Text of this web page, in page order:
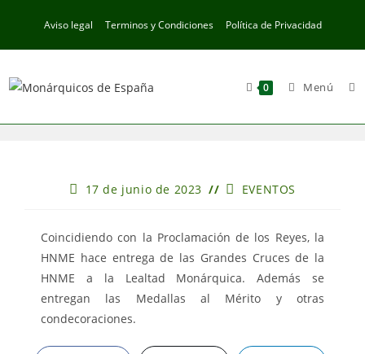
contenido
Aviso legal Terminos y Condiciones Política de Privacidad
0 Menú
Publicación
entrada:
17 de junio de 2023
Categoría
entrada:
EVENTOS
Coincidiendo con la Proclamación de los Reyes, la
HNME hace entrega de las Grandes Cruces de la
HNME a la Lealtad Monárquica. Además se
entregan las Medallas al Mérito y otras
condecoraciones.